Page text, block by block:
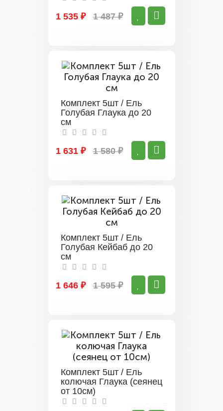
1 535 ₽ 1 487 ₽
Комплект 5шт / Ель
Голубая Глаука до 20
см
1 631 ₽ 1 580 ₽
Комплект 5шт / Ель
Голубая Кейбаб до 20
см
1 646 ₽ 1 595 ₽
Комплект 5шт / Ель
колючая Глаука (сеянец
от 10см)